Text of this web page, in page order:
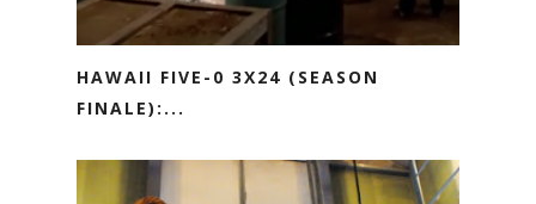
HAWAII FIVE-0 3X24 (SEASON
FINALE):...